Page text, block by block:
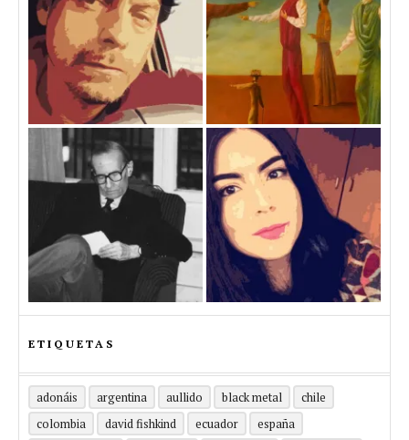
ETIQUETAS
adonáis argentina aullido black metal
chile
colombia
david fishkind ecuador
españa